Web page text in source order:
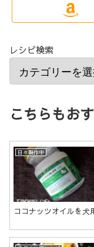
レシピ検索
こちらもお
日々製作中
ココナッツオイルを犬